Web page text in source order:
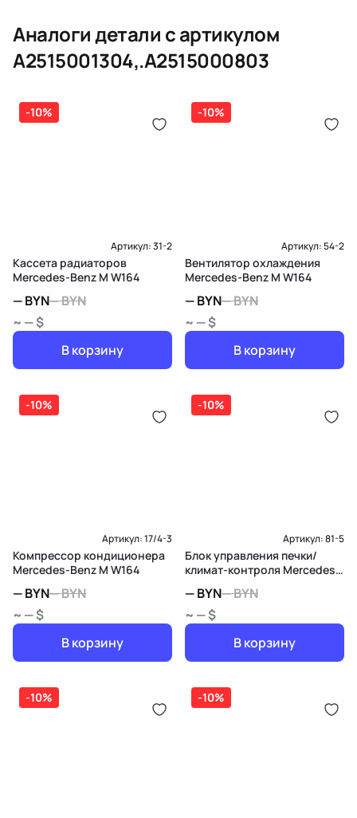
Длина сети [мм]
Ширина сети [мм]
Глубина сети [мм]
Доставка и Оплата
Аналоги детали с артикулом
A2515001304,.A2515000803
-10%
Артикул:31-2
Кассета радиаторов
Mercedes-Benz M W164
—BYN—BYN
~ — $
В корзину
-10%
Артикул:54-2
Вентилятор охлаждения
Mercedes-Benz M W164
—BYN—BYN
~ — $
В корзину
-10%
Артикул:17/4-3
Компрессор кондиционера
Mercedes-Benz M W164
—BYN—BYN
~ — $
В корзину
-10%
Артикул:81-5
Блок управления печки/
климат-контроля Mercedes-
—BYN—BYN
~ — $
В корзину
-10% -10%